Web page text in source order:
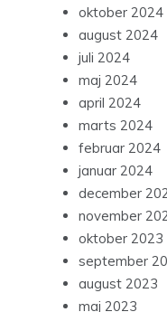
oktober 2024
august 2024
juli 2024
maj 2024
april 2024
marts 2024
februar 2024
januar 2024
december
november
oktober 2023
september
august 2023
maj 2023